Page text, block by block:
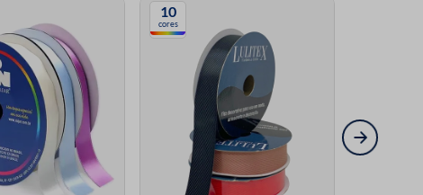
10
cores